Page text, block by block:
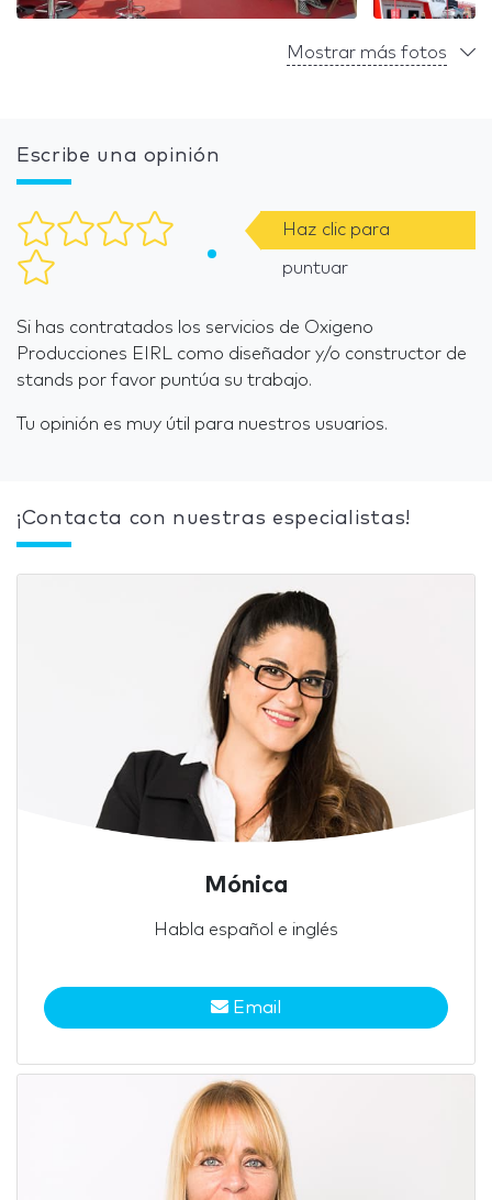
Mostrar más fotos
Escribe una opinión
Haz clic para
puntuar
Si has contratados los servicios de Oxigeno
Producciones EIRL como diseñador y/o constructor de
stands por favor puntúa su trabajo.
Tu opinión es muy útil para nuestros usuarios.
¡Contacta con nuestras especialistas!
Mónica
Habla español e inglés
Email